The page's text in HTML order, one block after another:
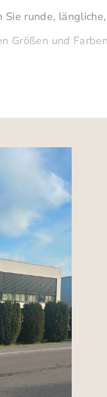
Sie runde,
Größen und